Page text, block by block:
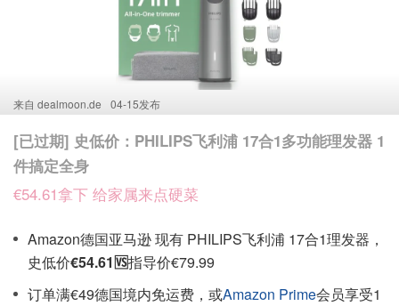
来自 dealmoon.de 04-15发布
[已过期] 史低价：PHILIPS飞利浦 17合1多功能理发器 1
件搞定全身
€54.61拿下 给家属来点硬菜
Amazon德国亚马逊 现有 PHILIPS飞利浦 17合1理发器，
史低价€54.61🆚指导价€79.99
订单满€49德国境内免运费，或Amazon Prime会员享受1